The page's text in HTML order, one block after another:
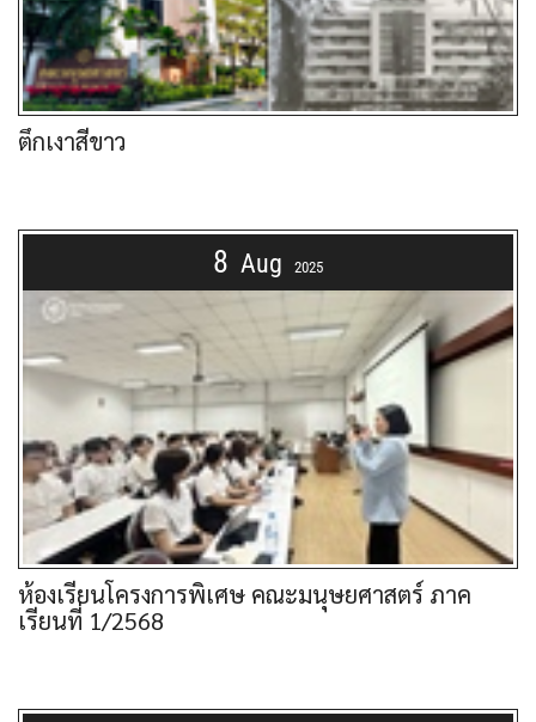
ตึกเงาสีขาว
8 Aug 2025
ห้องเรียนโครงการพิเศษ คณะมนุษยศาสตร์ ภาค
เรียนที่ 1/2568